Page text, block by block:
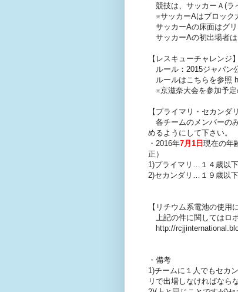
競技は、サッカーＡ(ラ
※サッカーAはブロック
サッカーAの床面はグリ
サッカーAの初出場者は
【レスキューチャレンジ】
ルール：2015ジャパン
ルールはこちらを参照
※京滋奈大会を参加予定
【プライマリ・セカンダ
各チームのメンバーの
めるようにして下さい。
・2016年7月1日現在の年
正）
1)プライマリ…１４歳以
2)セカンダリ…１９歳以
【リチウム系電池の使用
上記の件に関してはロ
http://
・備考
1)チームに１人でもセカ
リで出場しなければならな